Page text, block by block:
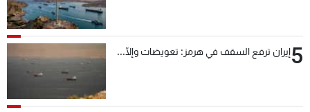
5إيران ترفع السقف في هرمز: تعويضات وإلّا...